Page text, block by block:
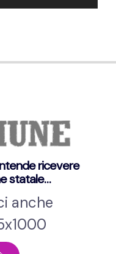
ricevere
statale…
anche